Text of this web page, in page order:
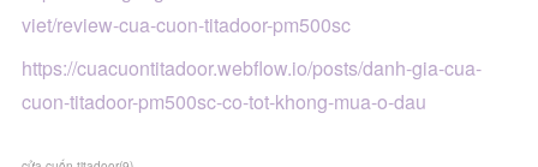
viet/review-cua-cuon-titadoor-pm500sc
https://cuacuontitadoor.webflow.io/posts/danh-gia-cua-
cuon-titadoor-pm500sc-co-tot-khong-mua-o-dau